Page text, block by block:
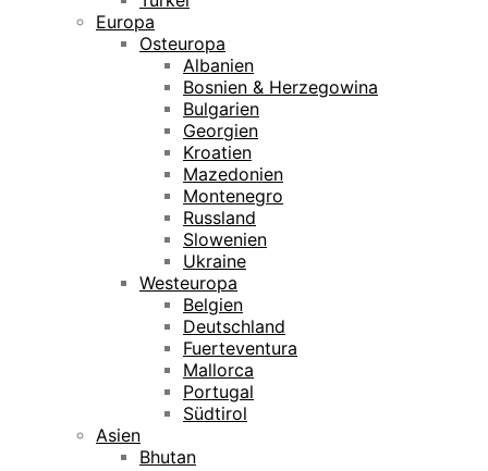
Europa
Osteuropa
Albanien
Bosnien & Herzegowina
Bulgarien
Georgien
Kroatien
Mazedonien
Montenegro
Russland
Slowenien
Ukraine
Westeuropa
Belgien
Deutschland
Fuerteventura
Mallorca
Portugal
Südtirol
Asien
Bhutan